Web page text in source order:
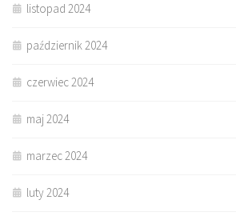
listopad 2024
październik 2024
czerwiec 2024
maj 2024
marzec 2024
luty 2024